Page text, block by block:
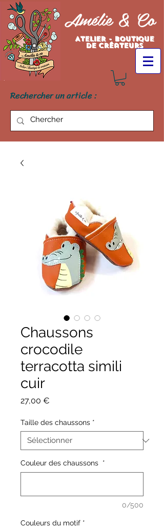
Amélie & Co
Atelier - Boutique
de créateurs
Rechercher un article :
Chaussons
crocodile
terracotta simili
cuir
27,00 €
Taille des chaussons *
Couleur des chaussons *
0/500
Couleurs du motif *